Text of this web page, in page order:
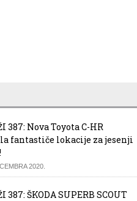
387: Nova Toyota C-HR
fantastiče lokacije za jesenji
2020.
387: ŠKODA SUPERB SCOUT